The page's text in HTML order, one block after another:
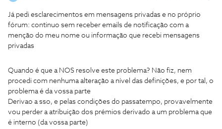
Já pedi esclarecimentos em mensagens privadas e no próprio
fórum: continuo sem receber emails de notificação com a
menção do meu nome ou informação que recebi mensagens
privadas
Quando é que a NOS resolve este problema? Não fiz, nem
procedi com nenhuma alteração a nível das definições, e por tal, o
problema é da vossa parte
Derivao a sso, e pelas condições do passatempo, provavelmente
vou perder a atribuição dos prémios derivado a um problema que
é interno (da vossa parte)